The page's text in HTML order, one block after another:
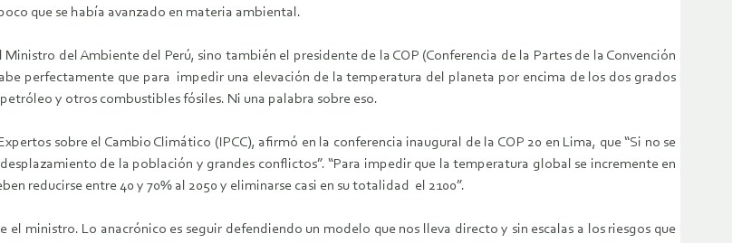
que se había avanzado en materia ambiental.
del Ambiente del Perú, sino también el presidente de la COP (Conferencia de la Partes de la Convención
perfectamente que para impedir una elevación de la temperatura del planeta por encima de los dos grados
y otros combustibles fósiles. Ni una palabra sobre eso.
sobre el Cambio Climático (IPCC), afirmó en la conferencia inaugural de la COP 20 en Lima, que “Si no se
de la población y grandes conflictos”. “Para impedir que la temperatura global se incremente en
reducirse entre 40 y 70% al 2050 y eliminarse casi en su totalidad el 2100”.
ministro. Lo anacrónico es seguir defendiendo un modelo que nos lleva directo y sin escalas a los riesgos que